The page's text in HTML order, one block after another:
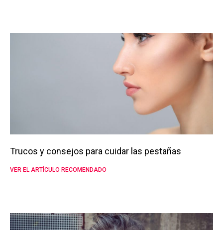
Trucos y consejos para cuidar las pestañas
VER EL ARTÍCULO RECOMENDADO